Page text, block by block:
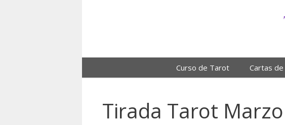
Curso de Tarot Cartas
Tirada Tarot